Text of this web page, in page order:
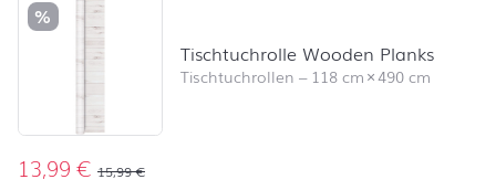
%
Tischtuchrolle Wooden Planks
Tischtuchrollen – 118 cm×490 cm
13,99€ 15,99€